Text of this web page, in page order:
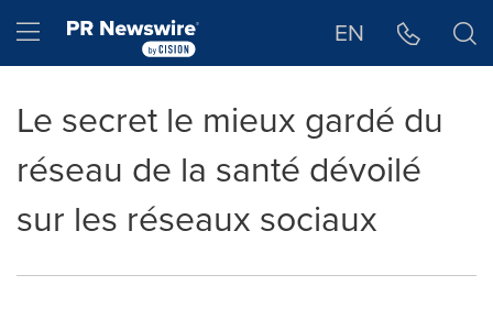
Hamburger menu EN
Le secret le mieux gardé du
réseau de la santé dévoilé
sur les réseaux sociaux